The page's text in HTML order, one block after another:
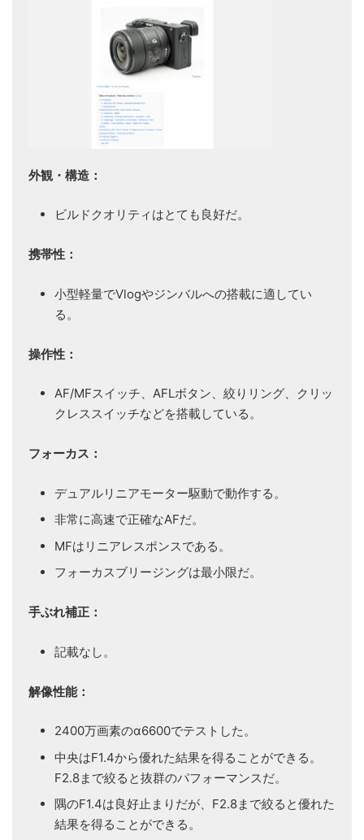
外観・構造：
ビルドクオリティはとても良好だ。
携帯性：
小型軽量でVlogやジンバルへの搭載に適してい
る。
操作性：
AF/MFスイッチ、AFLボタン、絞りリング、クリッ
クレススイッチなどを搭載している。
フォーカス：
デュアルリニアモーター駆動で動作する。
非常に高速で正確なAFだ。
MFはリニアレスポンスである。
フォーカスブリージングは最小限だ。
手ぶれ補正：
記載なし。
解像性能：
2400万画素のα6600でテストした。
中央はF1.4から優れた結果を得ることができる。
F2.8まで絞ると抜群のパフォーマンスだ。
隅のF1.4は良好止まりだが、F2.8まで絞ると優れた
結果を得ることができる。